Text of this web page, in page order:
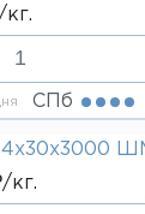
СПб
кг.